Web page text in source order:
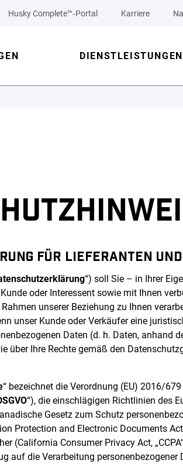
Husky Complete™‑Portal Karriere
DIENSTLEISTUNGEN
FÜR LIEFERANTEN
“) soll Sie – in Ihrer
oder Interessent sowie mit Ihnen
unserer Beziehung zu Ihnen
unser Kunde oder Verkäufer eine
Daten (d. h. Daten, anhand
über Ihre Rechte gemäß den
“ bezeichnet die Verordnung (EU) 2016/
“), die einschlägigen Richtlinien des
Gesetz zum Schutz
Protection and Electronic Documents
(California Consumer Privacy Act,
auf die Verarbeitung personenbezogener